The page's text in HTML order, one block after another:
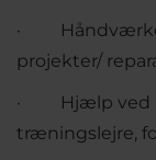
·
projekter/
· Hjælp ved
træningslejre,